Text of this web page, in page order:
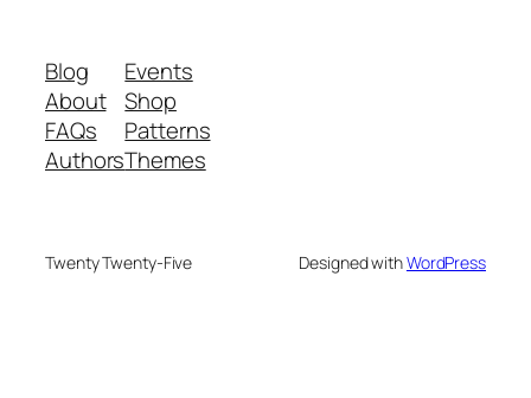
Blog
About
FAQs
Authors
Events
Shop
Patterns
Themes
Twenty Twenty-Five Designed withWordPress